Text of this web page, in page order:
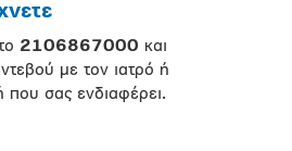
2106867000 και
με τον ιατρό ή
που σας ενδιαφέρει.